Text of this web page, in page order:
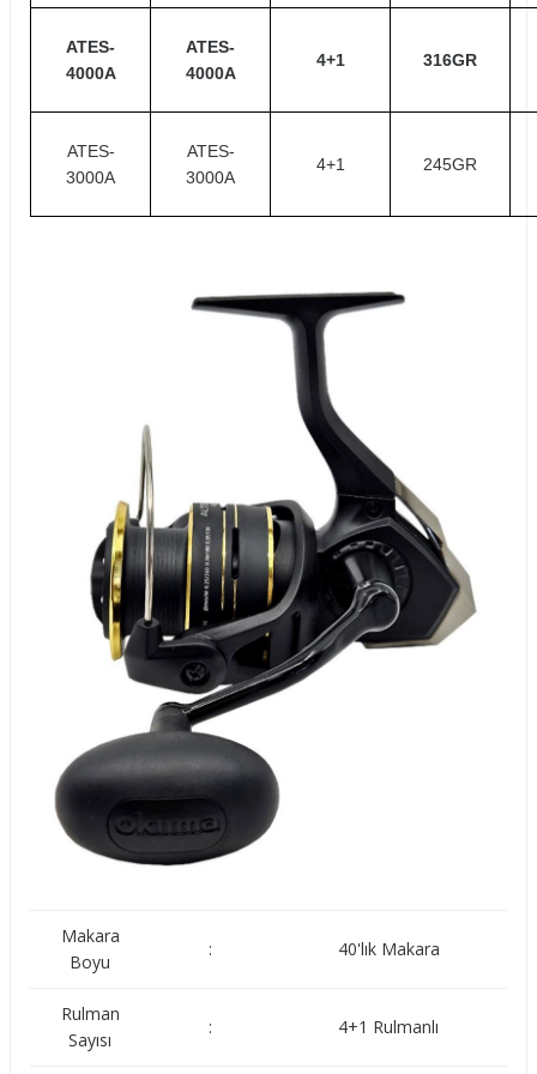
ATES-
4000A
ATES-
4000A
4+1 316GR
ATES-
3000A
ATES-
3000A
4+1 245GR
Makara
Boyu
: 40'lık Makara
Rulman
Sayısı
: 4+1 Rulmanlı